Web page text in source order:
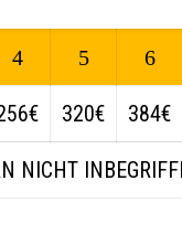
4 5 6
320€ 384€
NICHT